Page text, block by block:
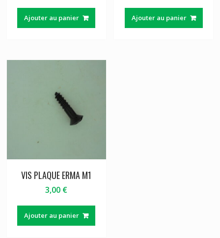
Ajouter au panier Ajouter au panier
VIS PLAQUE ERMA M1
3,00 €
Ajouter au panier